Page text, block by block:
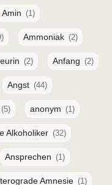
Amin (1)
Ammoniak (2)
(2) Anfang (2)
Angst (44)
(5) anonym (1)
Alkoholiker (32)
Ansprechen (1)
Amnesie (1)